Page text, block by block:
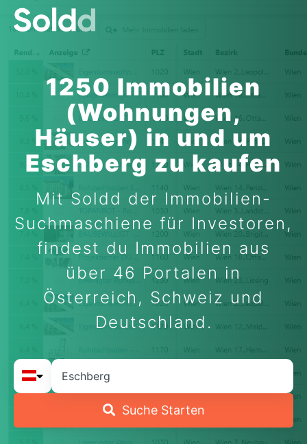
1250 Immobilien
(Wohnungen,
Häuser) in und um
Eschberg zu kaufen
Mit Soldd der Immobilien-
Suchmaschiene für Investoren,
findest du Immobilien aus
über 46 Portalen in
Österreich, Schweiz und
Deutschland.
Suche Starten